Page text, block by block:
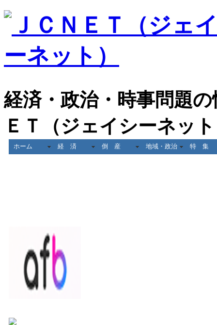
経済・政治・時事問題
ＥＴ（ジェイシーネッ
ホーム 経 済 倒 産 地域・政治 特 集